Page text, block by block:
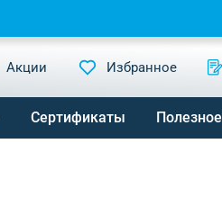
Акции Избранное
Сертификаты Полезное